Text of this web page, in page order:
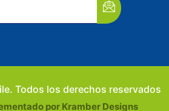
Todos los derechos reservados
por Kramber Designs